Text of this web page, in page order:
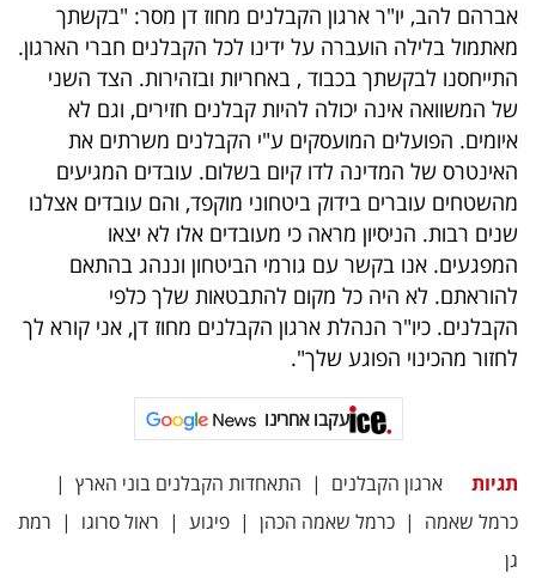
אברהם להב, יו"ר ארגון הקבלנים מחוז דן מסר: "בקשתך
מאתמול בלילה הועברה על ידינו לכל הקבלנים חברי הארגון.
התייחסנו לבקשתך בכבוד , באחריות ובזהירות. הצד השני
של המשוואה אינה יכולה להיות קבלנים חזירים, וגם לא
איומים. הפועלים המועסקים ע"י הקבלנים משרתים את
האינטרס של המדינה לדו קיום בשלום. עובדים המגיעים
מהשטחים עוברים בידוק ביטחוני מוקפד, והם עובדים אצלנו
שנים רבות. הניסיון מראה כי מעובדים אלו לא יצאו
המפגעים. אנו בקשר עם גורמי הביטחון וננהג בהתאם
להוראתם. לא היה כל מקום להתבטאות שלך כלפי
הקבלנים. כיו"ר הנהלת ארגון הקבלנים מחוז דן, אני קורא לך
לחזור מהכינוי הפוגע שלך".
עקבו אחרינו
תגיות ארגון הקבלנים | התאחדות הקבלנים בוני הארץ |
כרמל שאמה | כרמל שאמה הכהן | פיגוע | ראול סרוגו | רמת
גן